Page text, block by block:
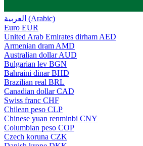
العربية (Arabic)
Euro EUR
United Arab Emirates dirham AED
Armenian dram AMD
Australian dollar AUD
Bulgarian lev BGN
Bahraini dinar BHD
Brazilian real BRL
Canadian dollar CAD
Swiss franc CHF
Chilean peso CLP
Chinese yuan renminbi CNY
Columbian peso COP
Czech koruna CZK